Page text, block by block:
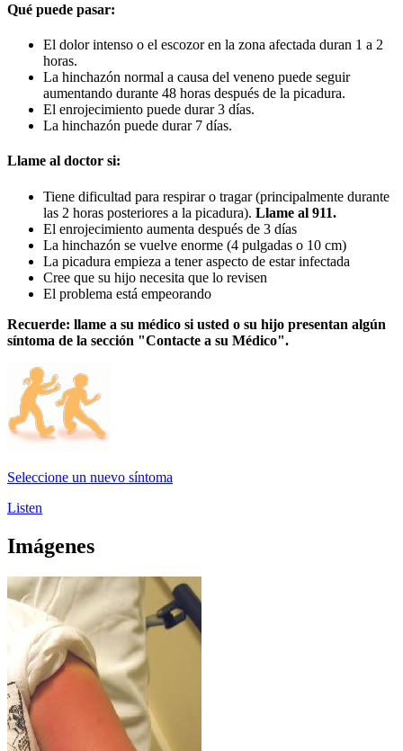
Qué puede pasar:
El dolor intenso o el escozor en la zona afectada duran 1 a 2
horas.
La hinchazón normal a causa del veneno puede seguir
aumentando durante 48 horas después de la picadura.
El enrojecimiento puede durar 3 días.
La hinchazón puede durar 7 días.
Llame al doctor si:
Tiene dificultad para respirar o tragar (principalmente durante
las 2 horas posteriores a la picadura). Llame al 911.
El enrojecimiento aumenta después de 3 días
La hinchazón se vuelve enorme (4 pulgadas o 10 cm)
La picadura empieza a tener aspecto de estar infectada
Cree que su hijo necesita que lo revisen
El problema está empeorando
Recuerde: llame a su médico si usted o su hijo presentan algún
síntoma de la sección "Contacte a su Médico".
Seleccione un nuevo síntoma
Listen
Imágenes